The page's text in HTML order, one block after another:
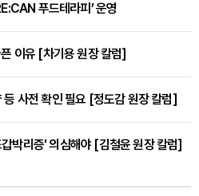
푸드테라피’ 운영
이유 [차기용 원장 칼럼]
등 사전 확인 필요 [정도감 원장 칼럼]
박리증' 의심해야 [김철윤 원장 칼럼]